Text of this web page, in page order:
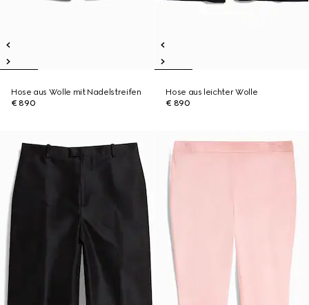
Hose aus Wolle mit Nadelstreifen
€ 890
Hose aus leichter Wolle
€ 890